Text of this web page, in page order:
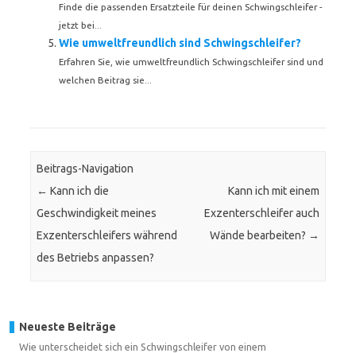
Finde die passenden Ersatzteile für deinen Schwingschleifer -
jetzt bei...
Wie umweltfreundlich sind Schwingschleifer?
Erfahren Sie, wie umweltfreundlich Schwingschleifer sind und
welchen Beitrag sie...
Beitrags-Navigation
← Kann ich die
Geschwindigkeit meines
Exzenterschleifers während
des Betriebs anpassen?
Kann ich mit einem
Exzenterschleifer auch
Wände bearbeiten? →
Neueste Beiträge
Wie unterscheidet sich ein Schwingschleifer von einem